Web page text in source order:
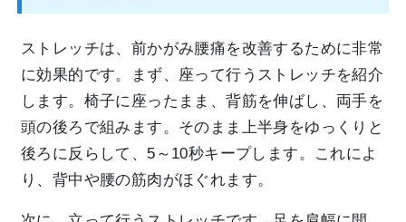
ストレッチは、前かがみ腰痛を改善するために非常
に効果的です。まず、座って行うストレッチを紹介
します。椅子に座ったまま、背筋を伸ばし、両手を
頭の後ろで組みます。そのまま上半身をゆっくりと
後ろに反らして、5～10秒キープします。これによ
り、背中や腰の筋肉がほぐれます。